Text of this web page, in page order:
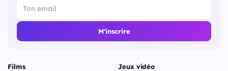
M'inscrire
Films Jeux vidéo